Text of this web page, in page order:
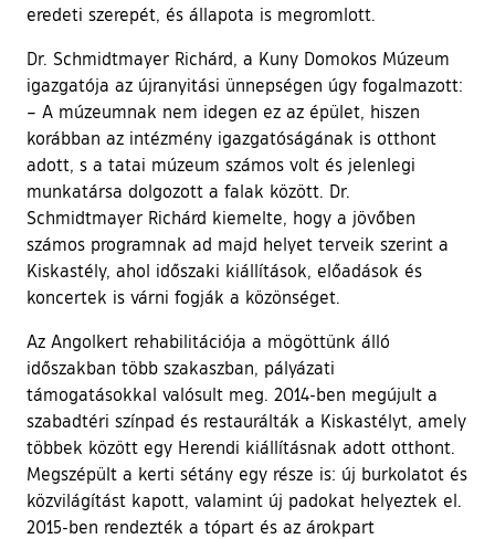
eredeti szerepét, és állapota is megromlott.
Dr. Schmidtmayer Richárd, a Kuny Domokos Múzeum
igazgatója az újranyitási ünnepségen úgy fogalmazott:
– A múzeumnak nem idegen ez az épület, hiszen
korábban az intézmény igazgatóságának is otthont
adott, s a tatai múzeum számos volt és jelenlegi
munkatársa dolgozott a falak között. Dr.
Schmidtmayer Richárd kiemelte, hogy a jövőben
számos programnak ad majd helyet terveik szerint a
Kiskastély, ahol időszaki kiállítások, előadások és
koncertek is várni fogják a közönséget.
Az Angolkert rehabilitációja a mögöttünk álló
időszakban több szakaszban, pályázati
támogatásokkal valósult meg. 2014-ben megújult a
szabadtéri színpad és restaurálták a Kiskastélyt, amely
többek között egy Herendi kiállításnak adott otthont.
Megszépült a kerti sétány egy része is: új burkolatot és
közvilágítást kapott, valamint új padokat helyeztek el.
2015-ben rendezték a tópart és az árokpart